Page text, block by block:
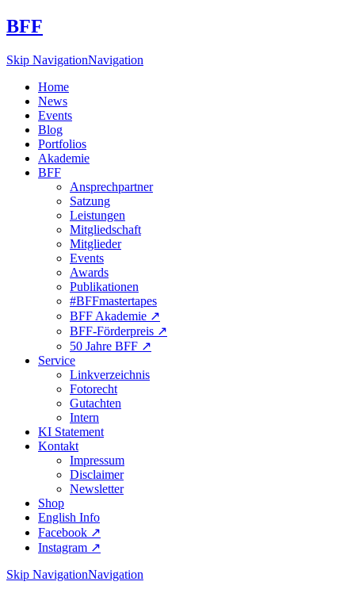
BFF
Skip NavigationNavigation
Home
News
Events
Blog
Portfolios
Akademie
BFF
Ansprechpartner
Satzung
Leistungen
Mitgliedschaft
Mitglieder
Events
Awards
Publikationen
#BFFmastertapes
BFF Akademie ↗︎
BFF-Förderpreis ↗︎
50 Jahre BFF ↗︎
Service
Linkverzeichnis
Fotorecht
Gutachten
Intern
KI Statement
Kontakt
Impressum
Disclaimer
Newsletter
Shop
English Info
Facebook ↗︎
Instagram ↗︎
Skip NavigationNavigation